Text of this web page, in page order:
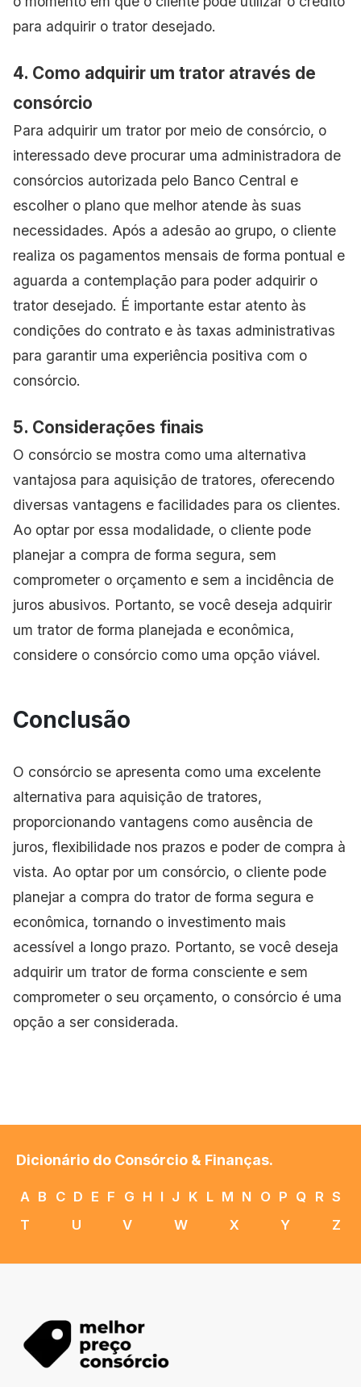
para adquirir o trator desejado.
4. Como adquirir um trator através de
consórcio
Para adquirir um trator por meio de consórcio, o
interessado deve procurar uma administradora de
consórcios autorizada pelo Banco Central e
escolher o plano que melhor atende às suas
necessidades. Após a adesão ao grupo, o cliente
realiza os pagamentos mensais de forma pontual e
aguarda a contemplação para poder adquirir o
trator desejado. É importante estar atento às
condições do contrato e às taxas administrativas
para garantir uma experiência positiva com o
consórcio.
5. Considerações finais
O consórcio se mostra como uma alternativa
vantajosa para aquisição de tratores, oferecendo
diversas vantagens e facilidades para os clientes.
Ao optar por essa modalidade, o cliente pode
planejar a compra de forma segura, sem
comprometer o orçamento e sem a incidência de
juros abusivos. Portanto, se você deseja adquirir
um trator de forma planejada e econômica,
considere o consórcio como uma opção viável.
Conclusão
O consórcio se apresenta como uma excelente
alternativa para aquisição de tratores,
proporcionando vantagens como ausência de
juros, flexibilidade nos prazos e poder de compra à
vista. Ao optar por um consórcio, o cliente pode
planejar a compra do trator de forma segura e
econômica, tornando o investimento mais
acessível a longo prazo. Portanto, se você deseja
adquirir um trator de forma consciente e sem
comprometer o seu orçamento, o consórcio é uma
opção a ser considerada.
Dicionário do Consórcio & Finanças.
A B C D E F G H I J K L M N O P Q R S
T
U V W X Y Z